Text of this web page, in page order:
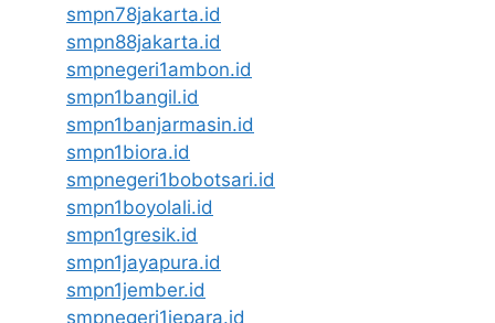
smpn78jakarta.id
smpn88jakarta.id
smpnegeri1ambon.id
smpn1bangil.id
smpn1banjarmasin.id
smpn1biora.id
smpnegeri1bobotsari.id
smpn1boyolali.id
smpn1gresik.id
smpn1jayapura.id
smpn1jember.id
smpnegeri1jepara.id